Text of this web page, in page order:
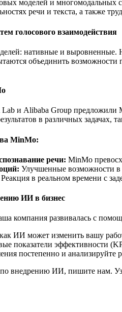
моделей и многомодальных
речи и текста, а также
голосового взаимодействия
нативные и выровненные.
объединить возможности
Lab и Alibaba Group
в различных задачах,
MinMo:
речи: MinMo
Улучшенные возможности в
Реакция в реальном времени с
ИИ в бизнес
компания развивалась с
ИИ может изменить вашу
показатели эффективности
постепенно и анализируйте
внедрению ИИ, пишите нам.